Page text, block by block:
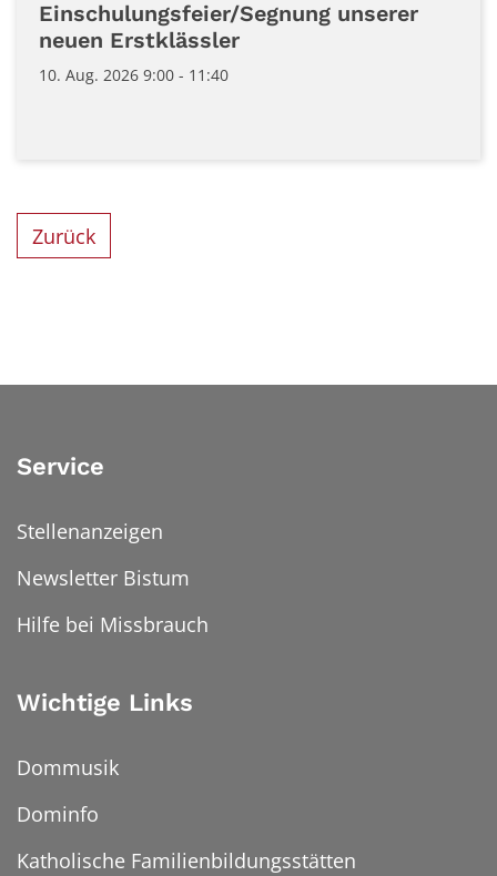
Einschulungsfeier/Segnung unserer
neuen Erstklässler
10. Aug. 2026 9:00 - 11:40
Zurück
Service
Stellenanzeigen
Newsletter Bistum
Hilfe bei Missbrauch
Wichtige Links
Dommusik
Dominfo
Katholische Familienbildungsstätten